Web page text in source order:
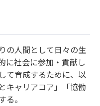
の人間として日々の生
に社会に参加・貢献し
て育成するために、以
キャリアコア」「協働
。